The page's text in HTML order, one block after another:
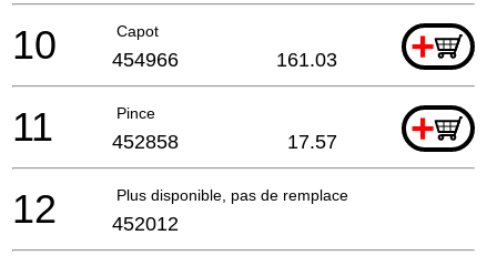
Capot +
10 454966 161.03
Pince +
11 452858 17.57
Plus disponible, pas de remplacement
12 452012